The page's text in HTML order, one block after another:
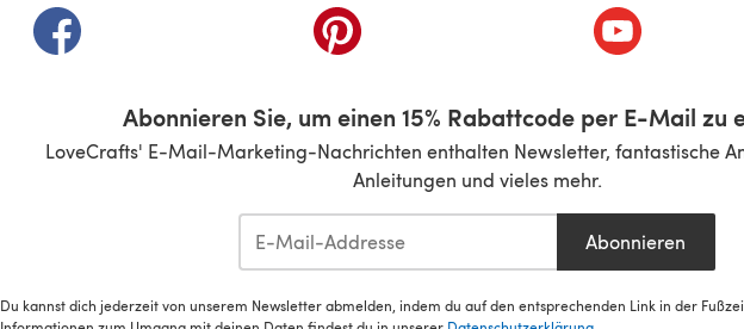
(öffnet sich in einem neuen Tab)(öffnet sich in einem neuen Tab)(öffnet sich in
Abonnieren Sie, um einen 15% Rabattcode per E-Mail zu
LoveCrafts' E-Mail-Marketing-Nachrichten enthalten Newsletter, fantastische
Anleitungen und vieles mehr.
Abonnieren
Du kannst dich jederzeit von unserem Newsletter abmelden, indem du auf den entsprechenden Link in der